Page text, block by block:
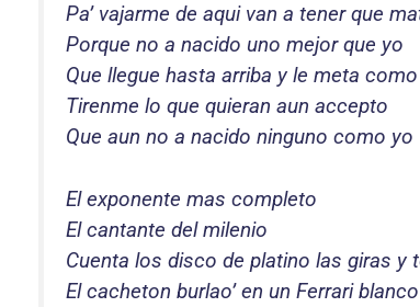
Pa’ vajarme de aqui van a tener que
Porque no a nacido uno mejor que yo
Que llegue hasta arriba y le meta
Tirenme lo que quieran aun accepto
Que aun no a nacido ninguno como yo
El exponente mas completo
El cantante del milenio
Cuenta los disco de platino las giras y
El cacheton burlao’ en un Ferrari blanco